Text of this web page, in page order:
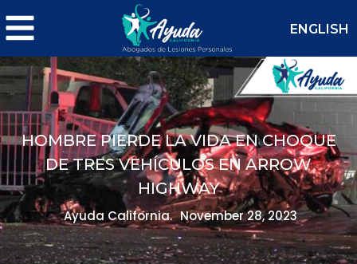
ENGLISH
HOMBRE PIERDE LA VIDA EN CHOQUE
DE TRES VEHÍCULOS EN ARROW
HIGHWAY
Ayuda California. November 28, 2023